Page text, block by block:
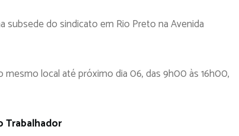
subsede do sindicato em Rio Preto na Avenida
mesmo local até próximo dia 06, das 9h00 às 16h00,
Trabalhador